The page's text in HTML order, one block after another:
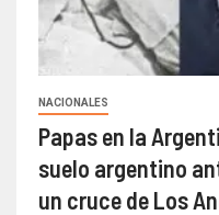
NACIONALES
Papas en la
suelo argentino
un cruce de Los